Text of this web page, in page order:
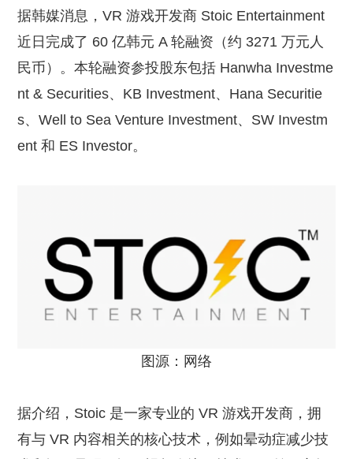
据韩媒消息，VR 游戏开发商 Stoic Entertainment
近日完成了 60 亿韩元 A 轮融资（约 3271 万元人
民币）。本轮融资参投股东包括 Hanwha Investme
nt & Securities、KB Investment、Hana Securitie
s、Well to Sea Venture Investment、SW Investm
ent 和 ES Investor。
图源：网络
据介绍，Stoic 是一家专业的 VR 游戏开发商，拥
有与 VR 内容相关的核心技术，例如晕动症减少技